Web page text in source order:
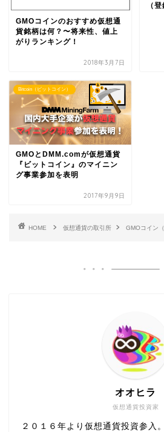
GMOコインのおすすめ仮想通
貨銘柄は何？〜将来性、値上
がりランキング！
2018年3月7日
（
Bitcoin（ビットコイン）
GMOとDMM.comが仮想通貨
『ビットコイン』のマイニン
グ事業参加を表明
2017年9月9日
HOME 仮想通貨の取引所 GMOコイン（
仮想通貨投資家
オオヒラ
２０１６年より仮想通貨投資参入